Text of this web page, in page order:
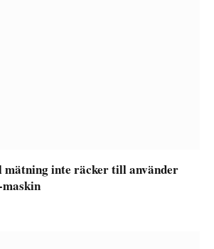
mätning inte räcker till använder
maskin